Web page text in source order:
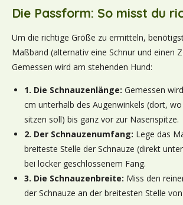
Die Passform: So misst du
Um die richtige Größe zu ermitteln,
Maßband (alternativ eine Schnur und einen
Gemessen wird am stehenden Hund:
1. Die Schnauzenlänge: Gemessen
cm unterhalb des Augenwinkels (dort,
sitzen soll) bis ganz vor zur Nasenspitze.
2. Der Schnauzenumfang: Lege das
breiteste Stelle der Schnauze (direkt
bei locker geschlossenem Fang.
3. Die Schnauzenbreite: Miss den
der Schnauze an der breitesten Stelle